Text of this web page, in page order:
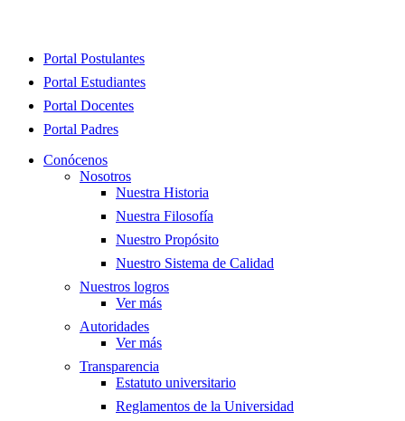
Close
Portal Postulantes
Portal Estudiantes
Portal Docentes
Portal Padres
Conócenos
Nosotros
Nuestra Historia
Nuestra Filosofía
Nuestro Propósito
Nuestro Sistema de Calidad
Nuestros logros
Ver más
Autoridades
Ver más
Transparencia
Estatuto universitario
Reglamentos de la Universidad